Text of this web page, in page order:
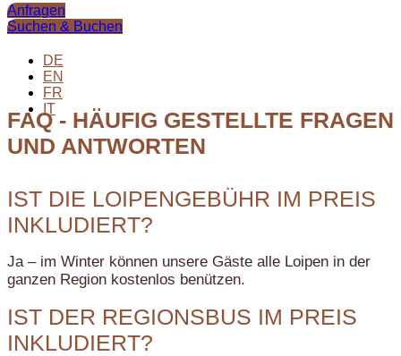
Anfragen
Suchen & Buchen
DE
EN
FR
IT
FAQ - HÄUFIG GESTELLTE FRAGEN
UND ANTWORTEN
IST DIE LOIPENGEBÜHR IM PREIS
INKLUDIERT?
Ja – im Winter können unsere Gäste alle Loipen in der
ganzen Region kostenlos benützen.
IST DER REGIONSBUS IM PREIS
INKLUDIERT?